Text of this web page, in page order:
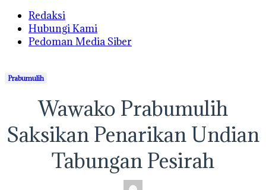
Redaksi
Hubungi Kami
Pedoman Media Siber
Prabumulih
Wawako Prabumulih
Saksikan Penarikan Undian
Tabungan Pesirah